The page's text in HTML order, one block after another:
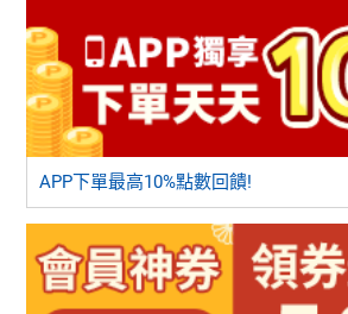
APP下單最高10%點數回饋!